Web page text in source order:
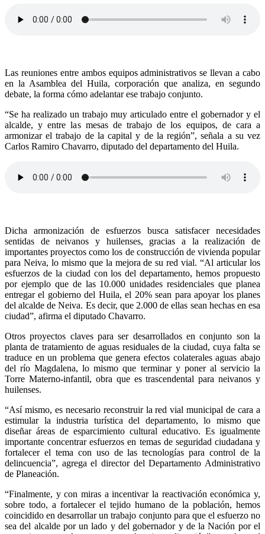
Las reuniones entre ambos equipos administrativos se llevan a cabo
en la Asamblea del Huila, corporación que analiza, en segundo
debate, la forma cómo adelantar ese trabajo conjunto.
“Se ha realizado un trabajo muy articulado entre el gobernador y el
alcalde, y entre las mesas de trabajo de los equipos, de cara a
armonizar el trabajo de la capital y de la región”, señala a su vez
Carlos Ramiro Chavarro, diputado del departamento del Huila.
Dicha armonización de esfuerzos busca satisfacer necesidades
sentidas de neivanos y huilenses, gracias a la realización de
importantes proyectos como los de construcción de vivienda popular
para Neiva, lo mismo que la mejora de su red vial. “Al articular los
esfuerzos de la ciudad con los del departamento, hemos propuesto
por ejemplo que de las 10.000 unidades residenciales que planea
entregar el gobierno del Huila, el 20% sean para apoyar los planes
del alcalde de Neiva. Es decir, que 2.000 de ellas sean hechas en esa
ciudad”, afirma el diputado Chavarro.
Otros proyectos claves para ser desarrollados en conjunto son la
planta de tratamiento de aguas residuales de la ciudad, cuya falta se
traduce en un problema que genera efectos colaterales aguas abajo
del río Magdalena, lo mismo que terminar y poner al servicio la
Torre Materno-infantil, obra que es trascendental para neivanos y
huilenses.
“Así mismo, es necesario reconstruir la red vial municipal de cara a
estimular la industria turística del departamento, lo mismo que
diseñar áreas de esparcimiento cultural educativo. Es igualmente
importante concentrar esfuerzos en temas de seguridad ciudadana y
fortalecer el tema con uso de las tecnologías para control de la
delincuencia”, agrega el director del Departamento Administrativo
de Planeación.
“Finalmente, y con miras a incentivar la reactivación económica y,
sobre todo, a fortalecer el tejido humano de la población, hemos
coincidido en desarrollar un trabajo conjunto para que el esfuerzo no
sea del alcalde por un lado y del gobernador y de la Nación por el